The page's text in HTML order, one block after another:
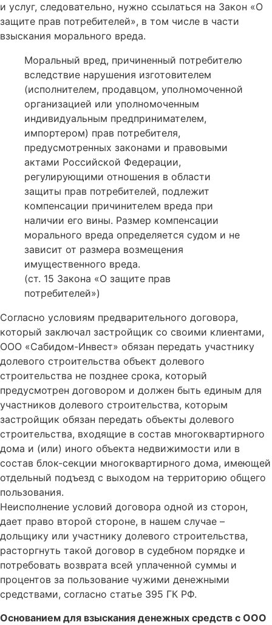
и услуг, следовательно, нужно ссылаться на Закон «О
защите прав потребителей», в том числе в части
взыскания морального вреда.
Моральный вред, причиненный потребителю
вследствие нарушения изготовителем
(исполнителем, продавцом, уполномоченной
организацией или уполномоченным
индивидуальным предпринимателем,
импортером) прав потребителя,
предусмотренных законами и правовыми
актами Российской Федерации,
регулирующими отношения в области
защиты прав потребителей, подлежит
компенсации причинителем вреда при
наличии его вины. Размер компенсации
морального вреда определяется судом и не
зависит от размера возмещения
имущественного вреда.
(ст. 15 Закона «О защите прав
потребителей»)
Согласно условиям предварительного договора,
который заключал застройщик со своими клиентами,
ООО «Сабидом-Инвест» обязан передать участнику
долевого строительства объект долевого
строительства не позднее срока, который
предусмотрен договором и должен быть единым для
участников долевого строительства, которым
застройщик обязан передать объекты долевого
строительства, входящие в состав многоквартирного
дома и (или) иного объекта недвижимости или в
состав блок-секции многоквартирного дома, имеющей
отдельный подъезд с выходом на территорию общего
пользования.
Неисполнение условий договора одной из сторон,
дает право второй стороне, в нашем случае –
дольщику или участнику долевого строительства,
расторгнуть такой договор в судебном порядке и
потребовать возврата всей уплаченной суммы и
процентов за пользование чужими денежными
средствами, согласно статье 395 ГК РФ.
Основанием для взыскания денежных средств с ООО